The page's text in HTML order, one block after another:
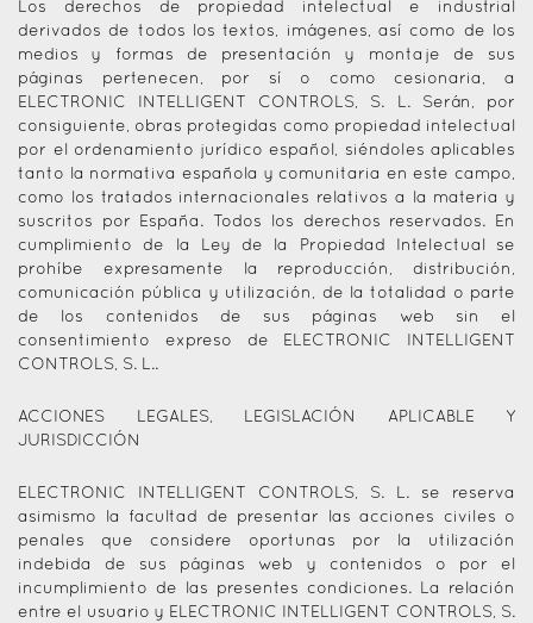
Los derechos de propiedad intelectual e industrial
derivados de todos los textos, imágenes, así como de los
medios y formas de presentación y montaje de sus
páginas pertenecen, por sí o como cesionaria, a
ELECTRONIC INTELLIGENT CONTROLS, S. L. Serán, por
consiguiente, obras protegidas como propiedad intelectual
por el ordenamiento jurídico español, siéndoles aplicables
tanto la normativa española y comunitaria en este campo,
como los tratados internacionales relativos a la materia y
suscritos por España. Todos los derechos reservados. En
cumplimiento de la Ley de la Propiedad Intelectual se
prohíbe expresamente la reproducción, distribución,
comunicación pública y utilización, de la totalidad o parte
de los contenidos de sus páginas web sin el
consentimiento expreso de ELECTRONIC INTELLIGENT
CONTROLS, S. L..
ACCIONES LEGALES, LEGISLACIÓN APLICABLE Y
JURISDICCIÓN
ELECTRONIC INTELLIGENT CONTROLS, S. L. se reserva
asimismo la facultad de presentar las acciones civiles o
penales que considere oportunas por la utilización
indebida de sus páginas web y contenidos o por el
incumplimiento de las presentes condiciones. La relación
entre el usuario y ELECTRONIC INTELLIGENT CONTROLS, S.